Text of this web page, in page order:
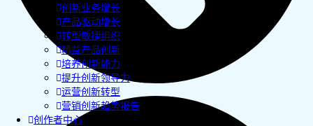
创新业务增长
产品驱动增长
转型敏捷组织
精益产品创新
培养创新能力
提升创新领导力
运营创新转型
营销创新趋势报告
创作者中心